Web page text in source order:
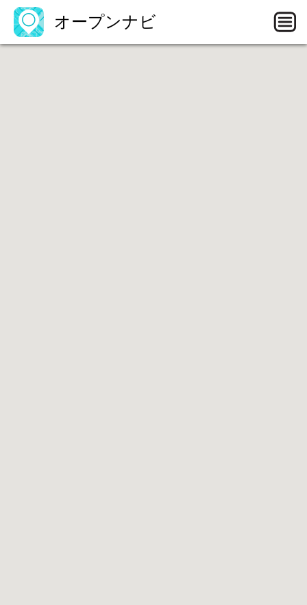
オープンナビ